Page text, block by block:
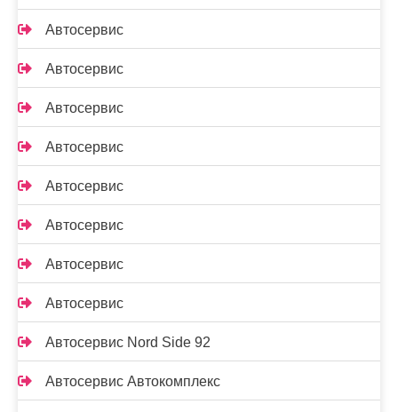
Автосервис
Автосервис
Автосервис
Автосервис
Автосервис
Автосервис
Автосервис
Автосервис
Автосервис Nord Side 92
Автосервис Автокомплекс